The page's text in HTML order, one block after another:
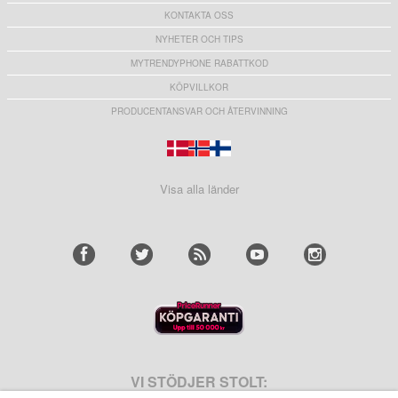
KONTAKTA OSS
NYHETER OCH TIPS
MYTRENDYPHONE RABATTKOD
KÖPVILLKOR
PRODUCENTANSVAR OCH ÅTERVINNING
Visa alla länder
VI STÖDJER STOLT: